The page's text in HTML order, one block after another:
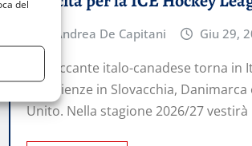
del
Andrea De Capitani Giu 29,
L’attaccante italo-canadese torna in
esperienze in Slovacchia, Danimarca
Unito. Nella stagione 2026/27